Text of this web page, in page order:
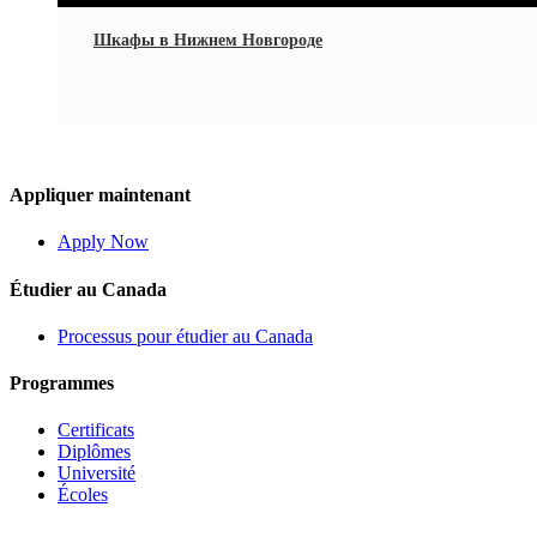
Шкафы в Нижнем Новгороде
Appliquer maintenant
Apply Now
Étudier au Canada
Processus pour étudier au Canada
Programmes
Certificats
Diplômes
Université
Écoles